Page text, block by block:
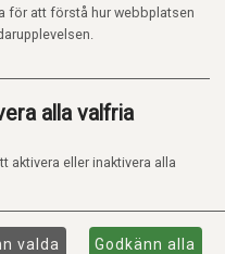
för att förstå hur webbplatsen
alla valfria
aktivera eller inaktivera alla
valda Godkänn alla